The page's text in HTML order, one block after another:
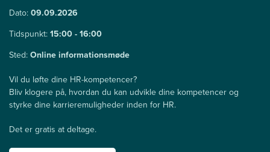
Dato: 09.09.2026
Tidspunkt: 15:00 - 16:00
Sted: Online informationsmøde
Vil du løfte dine HR-kompetencer?
Bliv klogere på, hvordan du kan udvikle dine kompetencer og
styrke dine karrieremuligheder inden for HR.
Det er gratis at deltage.